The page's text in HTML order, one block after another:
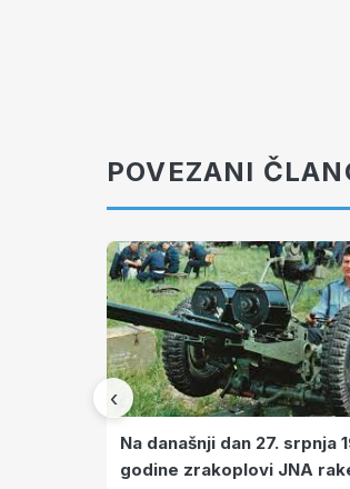
POVEZANI
‹
Na današnji dan 27. srpnja
godine zrakoplovi JNA